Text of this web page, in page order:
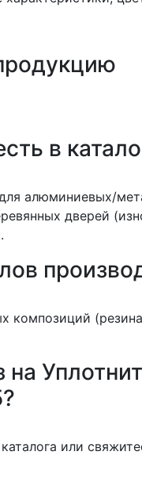
в
алюминиевых/
дверей
композиций
на
или